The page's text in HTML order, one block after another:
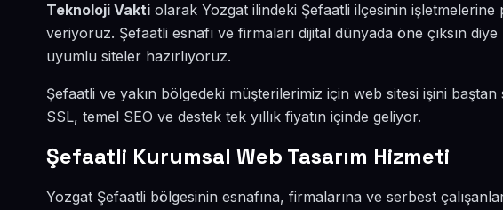
Teknoloji Vakti olarak Yozgat ilindeki Şefaatli ilçesinin
veriyoruz. Şefaatli esnafı ve firmaları dijital dünyada öne çıksın
uyumlu siteler hazırlıyoruz.
Şefaatli ve yakın bölgedeki müşterilerimiz için web sitesi işini
SSL, temel SEO ve destek tek yıllık fiyatın içinde geliyor.
Şefaatli Kurumsal Web Tasarım Hizmeti
Yozgat Şefaatli bölgesinin esnafına, firmalarına ve serbest